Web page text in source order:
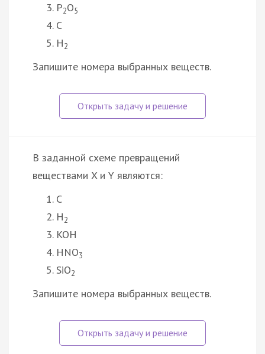
P2O5
C
H2
Запишите номера выбранных веществ.
В заданной схеме превращений
веществами X и Y являются:
C
H2
KOH
HNO3
SiO2
Запишите номера выбранных веществ.